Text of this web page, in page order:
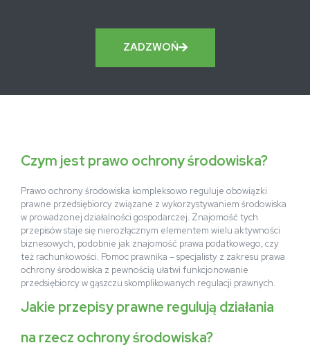
ZADZWOŃ
Czym jest prawo ochrony środowiska?
Prawo ochrony środowiska kompleksowo reguluje obowiązki
prawne przedsiębiorcy związane z wykorzystywaniem środowiska
w prowadzonej działalności gospodarczej. Znajomość tych
przepisów staje się nierozłącznym elementem wielu aktywności
biznesowych, podobnie jak znajomość prawa podatkowego, czy
też rachunkowości. Pomoc prawnika – specjalisty z zakresu prawa
ochrony środowiska z pewnością ułatwi funkcjonowanie
przedsiębiorcy w gąszczu skomplikowanych regulacji prawnych.
Jakie przepisy prawne regulują działania
na rzecz ochrony środowiska?